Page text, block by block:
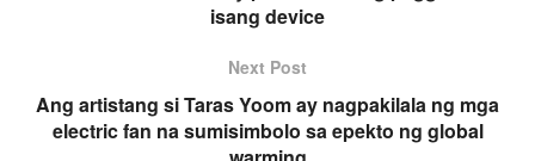
isang device
Next Post
Ang artistang si Taras Yoom ay nagpakilala ng mga
electric fan na sumisimbolo sa epekto ng global